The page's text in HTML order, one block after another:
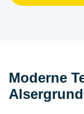
Moderne
Alsergrund